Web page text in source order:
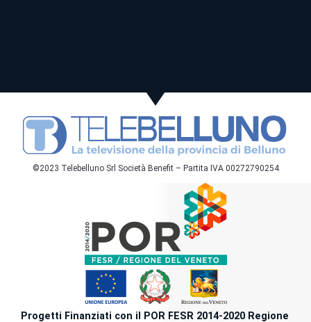
©2023 Telebelluno Srl Società Benefit – Partita IVA 00272790254
Progetti Finanziati con il POR FESR 2014-2020 Regione